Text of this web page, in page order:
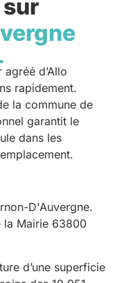
d’Allo
rapidement.
la commune de
garantit le
dans les
D'Auvergne.
la Mairie 63800
d’une superficie